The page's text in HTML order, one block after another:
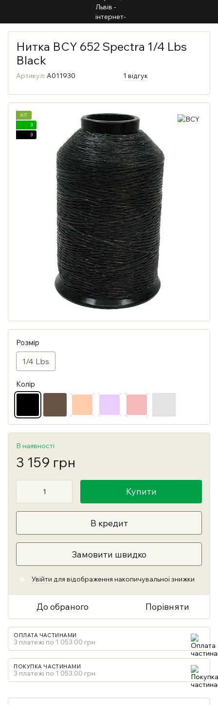
Нитка BCY 652 Spectra 1/4 Lbs
Black
Артикул: A011930 1 відгук
ХІТ
3
3
Розмір
1/4 Lbs
Колір
В наявності
3 159 грн
Купити
В кредит
Замовити швидко
% Увійти для відображення накопичувальної знижки
До обраного Порівняти
ОПЛАТА ЧАСТИНАМИ
3 платежі по 1 053.00 грн
ПОКУПКА ЧАСТИНАМИ
3 платежі по 1 053.00 грн